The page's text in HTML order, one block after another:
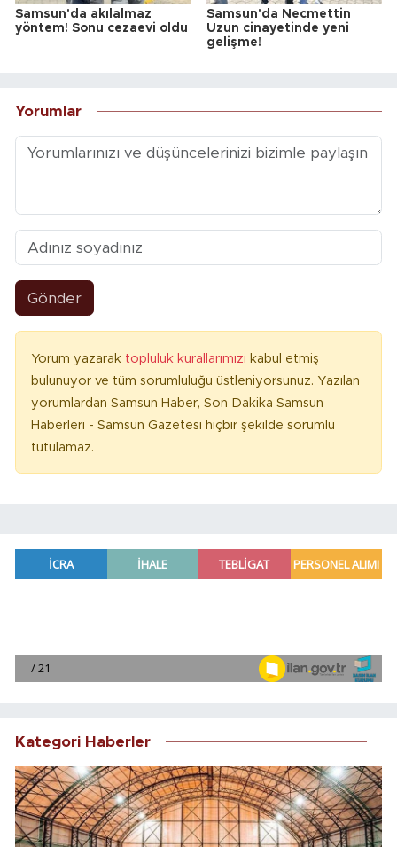
Samsun'da akılalmaz
yöntem! Sonu cezaevi oldu
Samsun'da Necmettin
Uzun cinayetinde yeni
gelişme!
Yorumlar
Gönder
Yorum yazarak topluluk kurallarımızı kabul etmiş
bulunuyor ve tüm sorumluluğu üstleniyorsunuz. Yazılan
yorumlardan Samsun Haber, Son Dakika Samsun
Haberleri - Samsun Gazetesi hiçbir şekilde sorumlu
tutulamaz.
Kategori Haberler